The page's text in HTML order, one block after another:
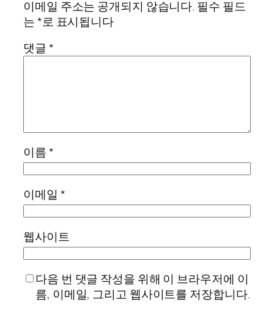
이메일 주소는 공개되지 않습니다. 필수 필드
는*로 표시됩니다
댓글*
이름*
이메일 *
웹사이트
다음 번 댓글 작성을 위해 이 브라우저에 이
름, 이메일, 그리고 웹사이트를 저장합니다.